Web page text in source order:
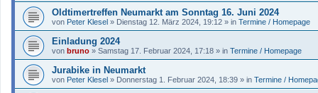
Oldtimertreffen Neumarkt am Sonntag 16. Juni 2024
von Peter Klesel » Dienstag 12. März 2024, 19:12 » in Termine / Homepage
Einladung 2024
von bruno » Samstag 17. Februar 2024, 17:18 » in Termine / Homepage
Jurabike in Neumarkt
von Peter Klesel » Donnerstag 1. Februar 2024, 18:39 » in Termine /